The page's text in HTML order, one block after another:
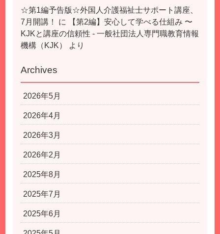
☆第1編予告版☆外国人介護福祉士サポート講座、
7月開講！
に
【第2編】安心して学べる仕組み 〜
KJKと講座の信頼性 - 一般社団法人専門職教育情報
機構（KJK）
より
Archives
2026年5月
2026年4月
2026年3月
2026年2月
2025年8月
2025年7月
2025年6月